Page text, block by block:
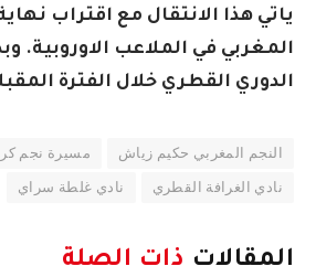
ياتي هذا الانتقال مع اقتراب
المغربي في الملاعب الاوروبية.
الدوري القطري خلال الفترة
النجم المغربي حكيم زياش مسيرة نجم
نادي الغرافة القطري نادي غلطة سراي
المقالات ذات الصلة